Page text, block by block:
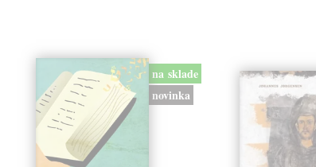
na sklade
novinka